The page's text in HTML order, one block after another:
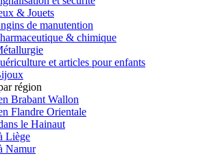
& Jouets
de manutention
& chimique
et articles pour enfants
région
Brabant Wallon
Flandre Orientale
le Hainaut
Liège
Namur